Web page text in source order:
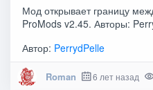
Мод открывает границу
ProMods v2.45. Авторы:
Автор: PerrydPelle
Roman 6 лет назад